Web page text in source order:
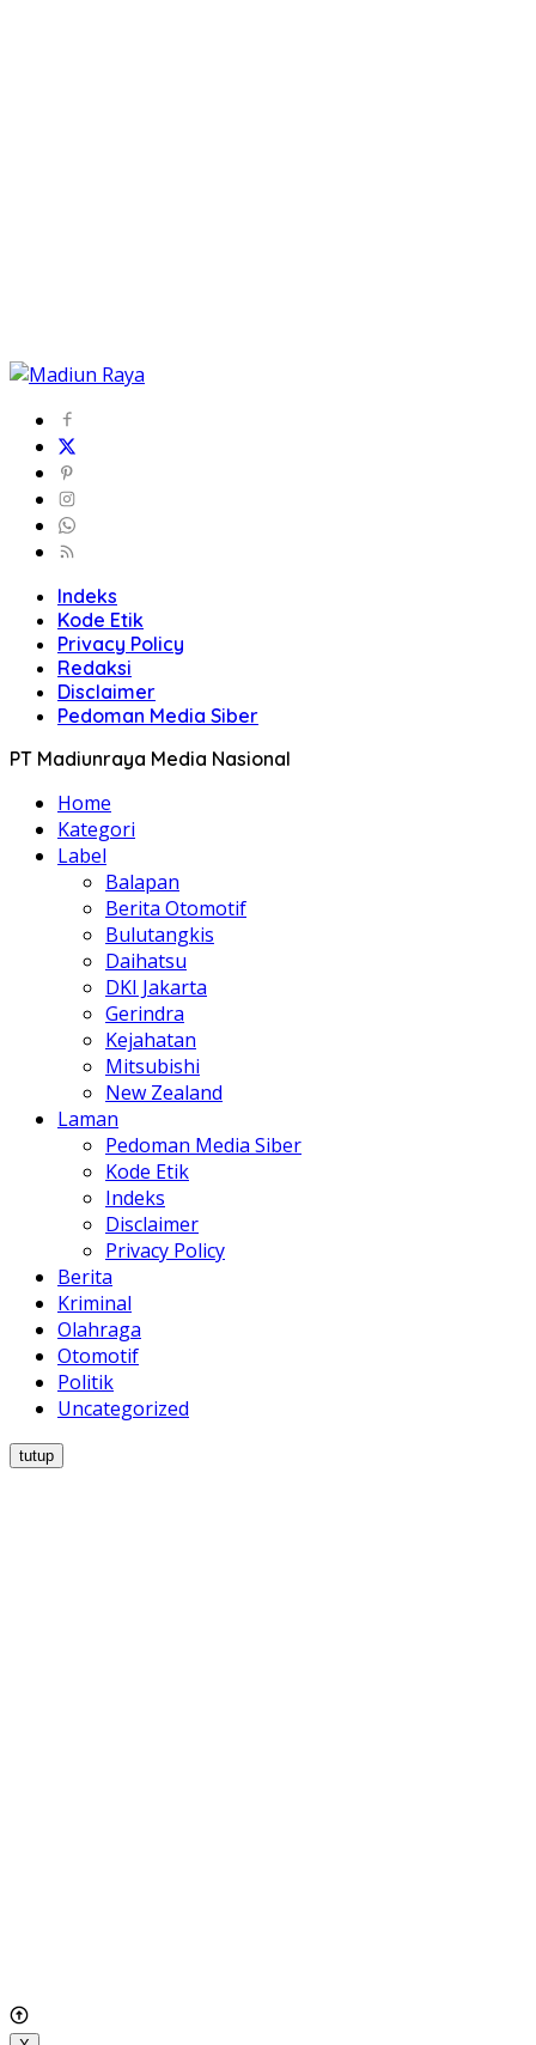
Indeks
Kode Etik
Privacy Policy
Redaksi
Disclaimer
Pedoman Media Siber
PT Madiunraya Media Nasional
Home
Kategori
Label
Balapan
Berita Otomotif
Bulutangkis
Daihatsu
DKI Jakarta
Gerindra
Kejahatan
Mitsubishi
New Zealand
Laman
Pedoman Media Siber
Kode Etik
Indeks
Disclaimer
Privacy Policy
Berita
Kriminal
Olahraga
Otomotif
Politik
Uncategorized
tutup